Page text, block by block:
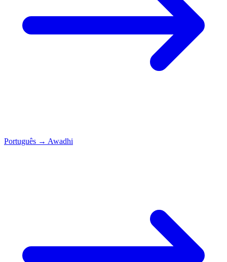
Português → Awadhi